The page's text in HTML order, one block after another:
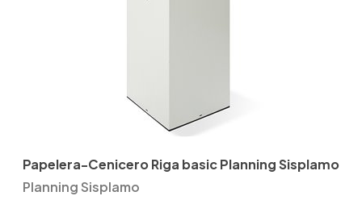
Papelera-Cenicero Riga basic Planning Sisplamo
Planning Sisplamo